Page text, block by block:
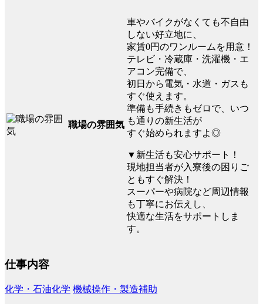
職場の雰囲気
車やバイクがなくても不自由
しない好立地に、
家賃0円のワンルームを用意！
テレビ・冷蔵庫・洗濯機・エ
アコン完備で、
初日から電気・水道・ガスも
すぐ使えます。
準備も手続きもゼロで、いつ
も通りの新生活が
すぐ始められますよ◎
▼新生活も安心サポート！
現地担当者が入寮後の困りご
ともすぐ解決！
スーパーや病院など周辺情報
も丁寧にお伝えし、
快適な生活をサポートしま
す。
仕事内容
化学・石油化学 機械操作・製造補助